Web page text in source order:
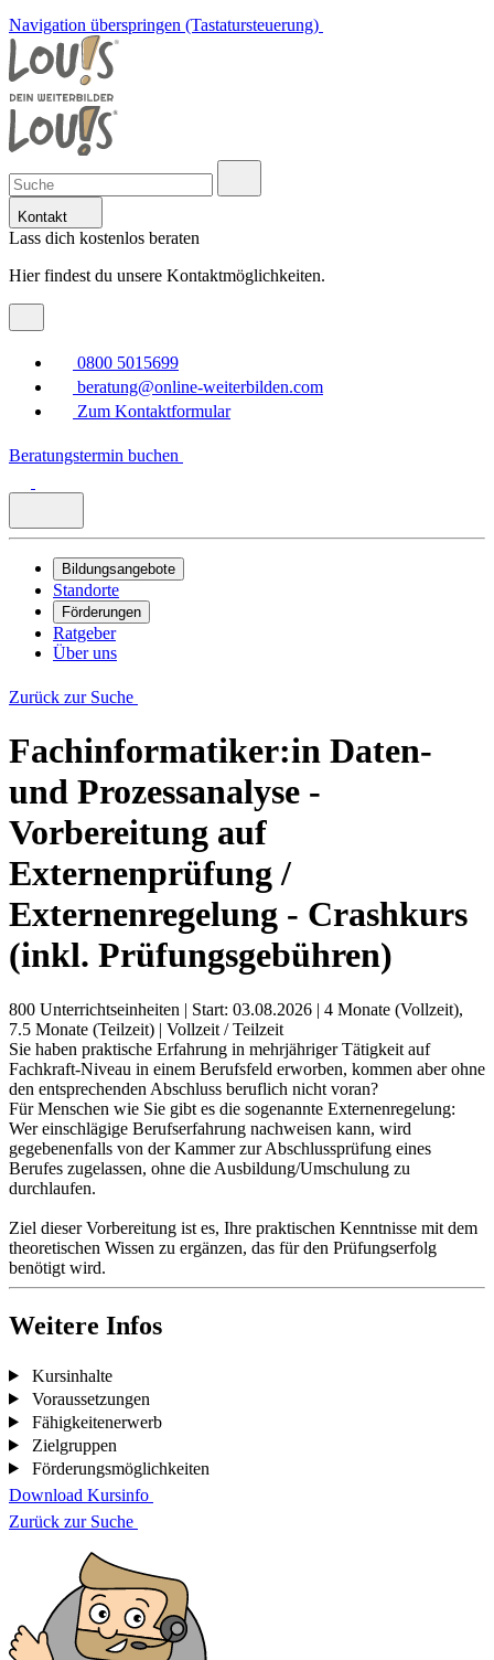
Navigation überspringen (Tastatursteuerung)
Kontakt
Lass dich kostenlos beraten
Hier findest du unsere Kontaktmöglichkeiten.
0800 5015699
beratung@online-weiterbilden.com
Zum Kontaktformular
Beratungstermin buchen
Bildungsangebote
Standorte
Förderungen
Ratgeber
Über uns
Zurück zur Suche
Fachinformatiker:in Daten-
und Prozessanalyse -
Vorbereitung auf
Externenprüfung /
Externenregelung - Crashkurs
(inkl. Prüfungsgebühren)
800 Unterrichtseinheiten | Start: 03.08.2026 | 4 Monate (Vollzeit),
7.5 Monate (Teilzeit) | Vollzeit / Teilzeit
Sie haben praktische Erfahrung in mehrjähriger Tätigkeit auf
Fachkraft-Niveau in einem Berufsfeld erworben, kommen aber ohne
den entsprechenden Abschluss beruflich nicht voran?
Für Menschen wie Sie gibt es die sogenannte Externenregelung:
Wer einschlägige Berufserfahrung nachweisen kann, wird
gegebenenfalls von der Kammer zur Abschlussprüfung eines
Berufes zugelassen, ohne die Ausbildung/Umschulung zu
durchlaufen.
Ziel dieser Vorbereitung ist es, Ihre praktischen Kenntnisse mit dem
theoretischen Wissen zu ergänzen, das für den Prüfungserfolg
benötigt wird.
Weitere Infos
Kursinhalte
Voraussetzungen
Fähigkeitenerwerb
Zielgruppen
Förderungsmöglichkeiten
Download Kursinfo
Zurück zur Suche